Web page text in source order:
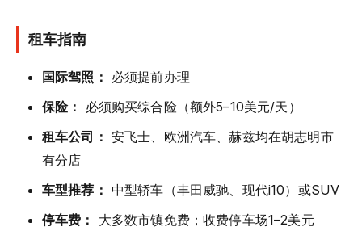
租车指南
国际驾照： 必须提前办理
保险：
必须购买综合险（额外5–10美元/天）
租车公司： 安飞士、欧洲汽车、赫兹均在胡志明市
有分店
车型推荐： 中型轿车（丰田威驰、现代i10）或SUV
停车费：
大多数市镇免费；收费停车场1–2美元